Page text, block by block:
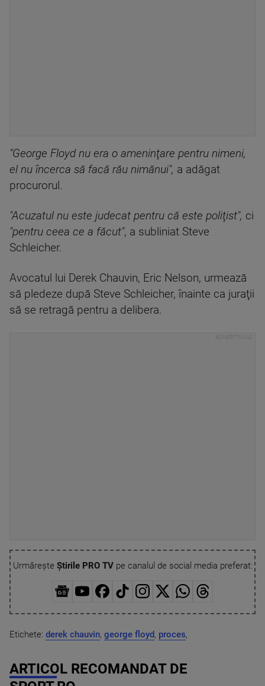
"George Floyd nu era o ameninţare pentru nimeni,
el nu încerca să facă rău nimănui", a adăgat
procurorul.
"Acuzatul nu este judecat pentru că este poliţist", ci
"pentru ceea ce a făcut", a subliniat Steve
Schleicher.
Avocatul lui Derek Chauvin, Eric Nelson, urmează
să pledeze după Steve Schleicher, înainte ca juraţii
să se retragă pentru a delibera.
Urmărește Știrile PRO TVpe canalul de social media preferat:
Etichete: derek chauvin, george floyd, proces,
ARTICOL RECOMANDAT DE